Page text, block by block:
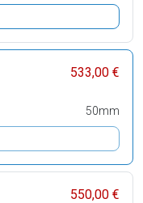
533,00 €
50mm
550,00 €